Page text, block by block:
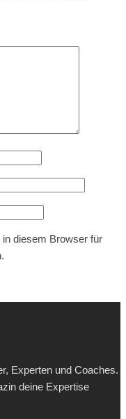
diesem Browser für
Experten und Coaches.
deine Expertise